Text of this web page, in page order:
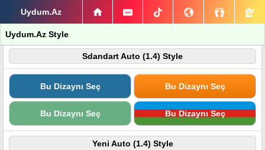
Uydum.Az
Uydum.Az Style
Sdandart Auto (1.4) Style
Bu Dizaynı Seç Bu Dizaynı Seç
Bu Dizaynı Seç Bu Dizaynı Seç
Yeni Auto (1.4) Style